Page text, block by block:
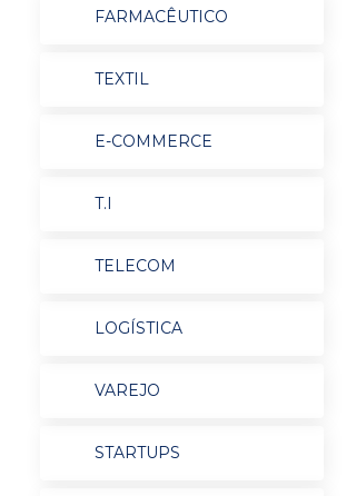
FARMACÊUTICO
TEXTIL
E-COMMERCE
T.I
TELECOM
LOGÍSTICA
VAREJO
STARTUPS